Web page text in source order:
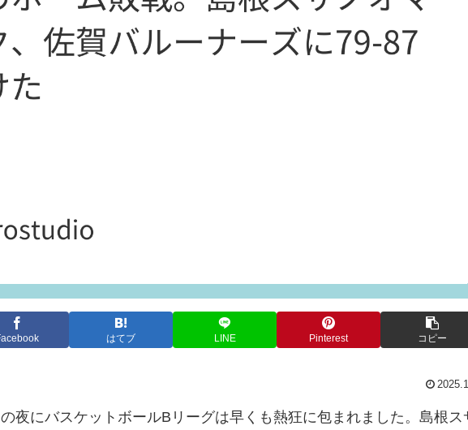
はてブ LINE Pinterest コピー
夜にバスケットボールBリーグは早くも熱狂に包まれました。島根ス